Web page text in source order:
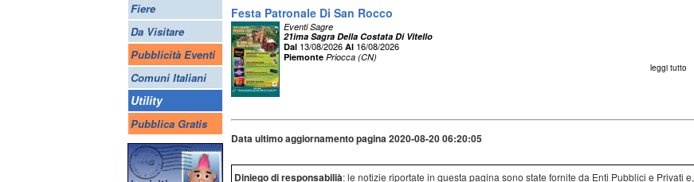
Fiere
Da Visitare
Pubblicità Eventi
Comuni Italiani
Utility
Pubblica Gratis
Festa Patronale Di San Rocco
Eventi Sagre
21ima Sagra Della Costata Di Vitello
Dal 13/08/2026 Al 16/08/2026
Piemonte Priocca (CN)
leggi tutto
Data ultimo aggiornamento pagina 2020-08-20 06:20:05
Diniego di responsabilià: le notizie riportate in questa pagina sono state fornite da Enti Pubblici e Privati e,